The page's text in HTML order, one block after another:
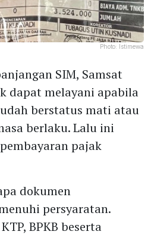
Photo: Istimewa
SIM, Samsat
dapat melayani apabila
berstatus mati atau
berlaku. Lalu ini
pajak
dokumen
persyaratan.
BPKB beserta